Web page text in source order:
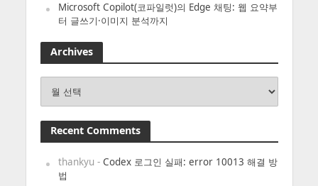
Microsoft Copilot(코파일럿)의 Edge 채팅: 웹 요약부
터 글쓰기·이미지 분석까지
Archives
Recent Comments
thankyu - Codex 로그인 실패: error 10013 해결 방
법